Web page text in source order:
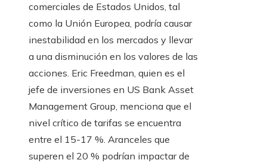
comerciales de Estados Unidos, tal
como la Unión Europea, podría causar
inestabilidad en los mercados y llevar
a una disminución en los valores de las
acciones. Eric Freedman, quien es el
jefe de inversiones en US Bank Asset
Management Group, menciona que el
nivel crítico de tarifas se encuentra
entre el 15-17 %. Aranceles que
superen el 20 % podrían impactar de